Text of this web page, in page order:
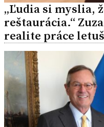
„Ľudia si myslia,
reštaurácia.“
realite práce